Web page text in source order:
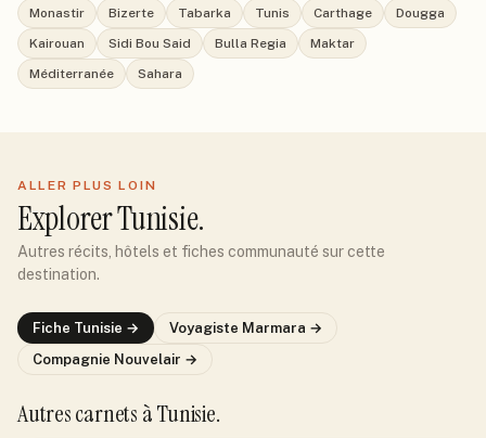
Monastir Bizerte Tabarka Tunis Carthage
Dougga
Kairouan
Sidi Bou Said Bulla Regia
Maktar
Méditerranée
Sahara
ALLER PLUS LOIN
ExplorerTunisie.
Autres récits, hôtels et fiches communauté sur cette
destination.
Fiche Tunisie → Voyagiste Marmara →
Compagnie Nouvelair →
Autres carnets à Tunisie.